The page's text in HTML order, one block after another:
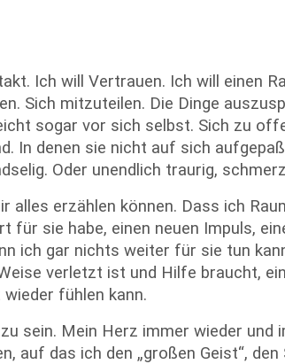
Ich will Vertrauen. Ich will einen
Sich mitzuteilen. Die Dinge
sogar vor sich selbst. Sich zu
In denen sie nicht auf sich
Oder unendlich traurig,
alles erzählen können. Dass ich
für sie habe, einen neuen Impuls,
ich gar nichts weiter für sie tun
verletzt ist und Hilfe braucht,
fühlen kann.
sein. Mein Herz immer wieder und
auf das ich den „großen Geist“, den